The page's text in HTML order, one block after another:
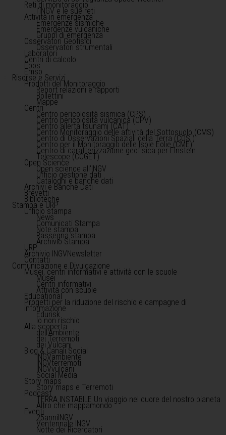
Reti di monitoraggio
l'INGV e le sue reti
Attività in emergenza
Emergenze sismiche
Emergenze vulcaniche
Gruppi di emergenza
Osservatori Geofisici
Osservatori strumentali
Laboratori
Centri di calcolo
Epos
Emso
Risorse e Servizi
Prodotti del Monitoraggio
Report relazioni e rapporti
Bollettini
Mappe
Centri
Centro pericolosità sismica (CPS)
Centro pericolosità vulcanica (CPV)
Centro allerta tsunami (CAT)
Centro Monitoraggio delle attività del Sottosuolo (CMS)
Centro di Osservazioni Spaziali della Terra (COS )
Centro per il Monitoraggio delle Isole Eolie (CME)
Centro di caratterizzazione geofisica per Einstein
Telescope (CCGET)
Open Science
Open science all'INGV
Ufficio gestione dati
Cataloghi e banche dati
Archivi e Banche Dati
Brevetti
Biblioteche
Stampa e URP
Ufficio stampa
News
Comunicati Stampa
Note stampa
Rassegna stampa
Archivio Stampa
URP
Archivio INGVNewsletter
Contatti
Comunicazione e Divulgazione
Musei, centri informativi e attività con le scuole
Musei
Centri informativi
Attività con scuole
Educational
Progetti per la riduzione del rischio e campagne di
informazione
Edurisk
Io non rischio
Alla scoperta
dell'Ambiente
dei Terremoti
dei Vulcani
Blog & Canali Social
INGVambiente
INGVterremoti
INGVvulcani
Social Media
Story maps
Story maps e Terremoti
Podcast
TERRA INSTABILE Un viaggio nel cuore del nostro pianeta
Altro che mappamondo
Eventi
25anniINGV
Ventennale INGV
Notte dei Ricercatori